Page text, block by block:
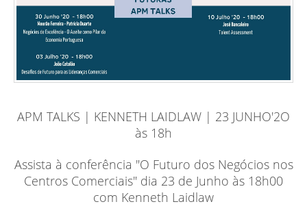
APM TALKS | KENNETH LAIDLAW | 23 JUNHO'2O
às 18h
Assista à conferência "O Futuro dos Negócios nos
Centros Comerciais" dia 23 de Junho às 18h00
com Kenneth Laidlaw